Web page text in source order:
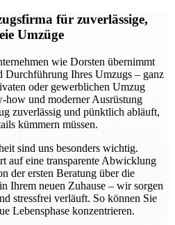
für zuverlässige,
Umzüge
wie Dorsten übernimmt
Durchführung Ihres Umzugs – ganz
oder gewerblichen Umzug
und moderner Ausrüstung
zuverlässig und pünktlich abläuft,
kümmern müssen.
sind uns besonders wichtig.
auf eine transparente Abwicklung
der ersten Beratung über die
Ihrem neuen Zuhause – wir sorgen
stressfrei verläuft. So können Sie
Lebensphase konzentrieren.